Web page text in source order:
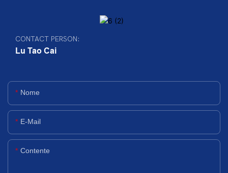
CONTACT PERSON:
Lu Tao Cai
Nome
E-Mail
Contente